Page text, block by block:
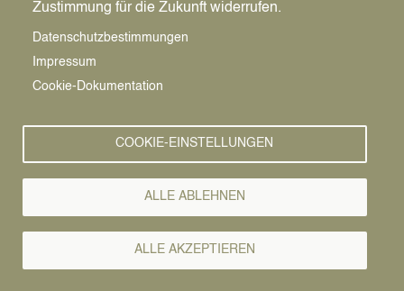
Amtsblatt
Bitte nutzen Sie den kostenlosen
Anzeigen und Ausdrucken von PDF-Dateien.
Anzeige aller Amtsblätter
Dann klicken Sie bitte auf
Zustimmung für die Zukunft widerrufen.
Datenschutzbestimmungen
Impressum
Cookie-Dokumentation
COOKIE-EINSTELLUNGEN
ALLE ABLEHNEN
ALLE AKZEPTIEREN